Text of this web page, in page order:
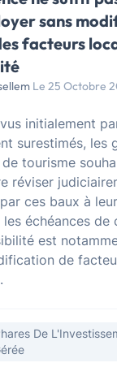
sans
facteurs
Le 25 Octobre
initialement
surestimés, les
tourisme
réviser
ces baux à
échéances de
est
de
De